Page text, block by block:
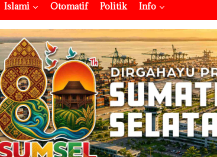
Islami Otomatif Politik Info